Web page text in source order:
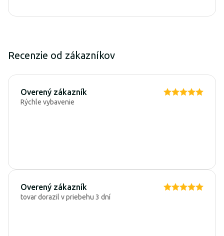
Recenzie od zákazníkov
Overený zákazník
Rýchle vybavenie
Overený zákazník
tovar dorazil v priebehu 3 dní